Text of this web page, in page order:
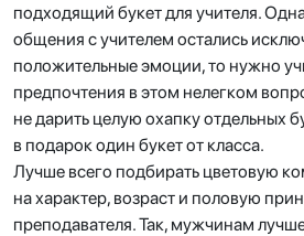
подходящий букет для учителя.
общения с учителем остались
положительные эмоции, то нужно
предпочтения в этом нелегком
не дарить целую охапку отдельных
в подарок один букет от класса.
Лучше всего подбирать цветовую
на характер, возраст и половую
преподавателя. Так, мужчинам